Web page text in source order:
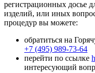
регистрационных досье
изделий, или иных
процедур вы можете:
обратиться на
+7 (495) 989-73-64
перейти по ссылке
интересующий